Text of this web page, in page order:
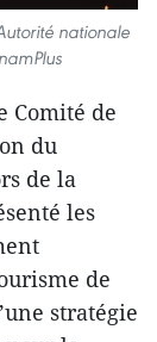
nationale
Comité de
du
de la
les
de
stratégie